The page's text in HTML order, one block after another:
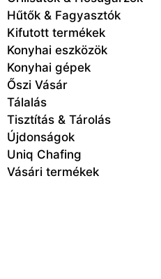
Hűtők & Fagyasztók
Kifutott termékek
Konyhai eszközök
Konyhai gépek
Őszi Vásár
Tálalás
Tisztítás & Tárolás
Újdonságok
Uniq Chafing
Vásári termékek